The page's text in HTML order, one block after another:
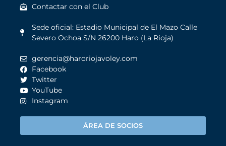
Contactar con el Club
Sede oficial: Estadio Municipal de El Mazo Calle
Severo Ochoa S/N 26200 Haro (La Rioja)
gerencia@haroriojavoley.com
Facebook
Twitter
YouTube
Instagram
ÁREA DE SOCIOS